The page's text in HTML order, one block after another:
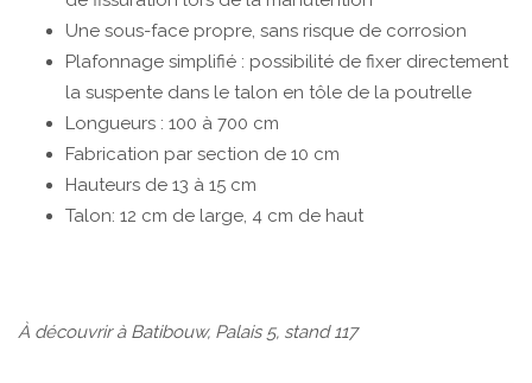
Une sous-face propre, sans risque de corrosion
Plafonnage simplifié : possibilité de fixer directement
la suspente dans le talon en tôle de la poutrelle
Longueurs : 100 à 700 cm
Fabrication par section de 10 cm
Hauteurs de 13 à 15 cm
Talon: 12 cm de large, 4 cm de haut
À découvrir à Batibouw, Palais 5, stand 117